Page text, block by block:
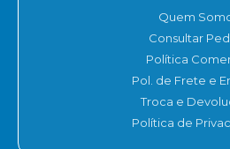
Quem
Consultar
Política
Pol. de Frete e
Troca e
Política de